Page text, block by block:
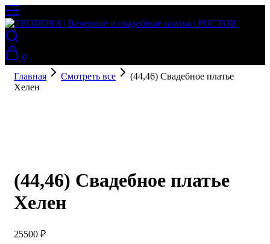
0
Главная
Смотреть все
(44,46) Свадебное платье
Хелен
(44,46) Свадебное платье
Хелен
25500 ₽